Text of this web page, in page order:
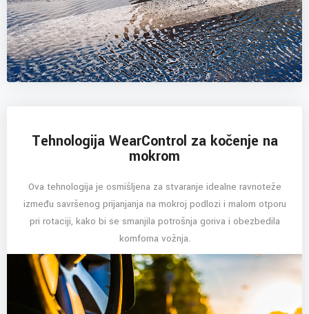
Tehnologija WearControl za kočenje na
mokrom
Ova tehnologija je osmišljena za stvaranje idealne ravnoteže
između savršenog prijanjanja na mokroj podlozi i malom otporu
pri rotaciji, kako bi se smanjila potrošnja goriva i obezbedila
komforna vožnja.